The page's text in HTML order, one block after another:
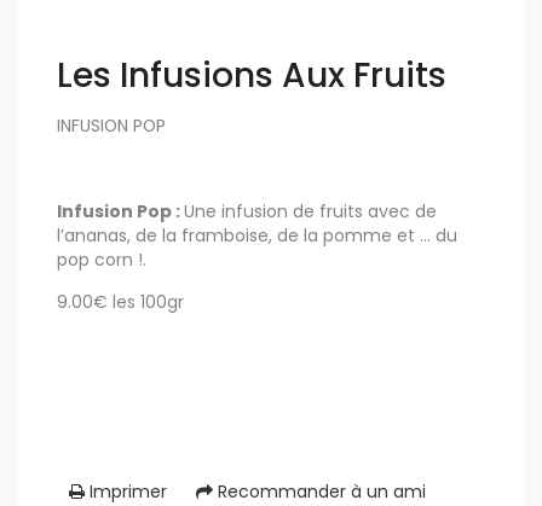
Les Infusions Aux Fruits
INFUSION POP
Infusion Pop :Une infusion de fruits avec de
l’ananas, de la framboise, de la pomme et … du
pop corn !.
9.00€ les 100gr
Imprimer Recommander à un ami